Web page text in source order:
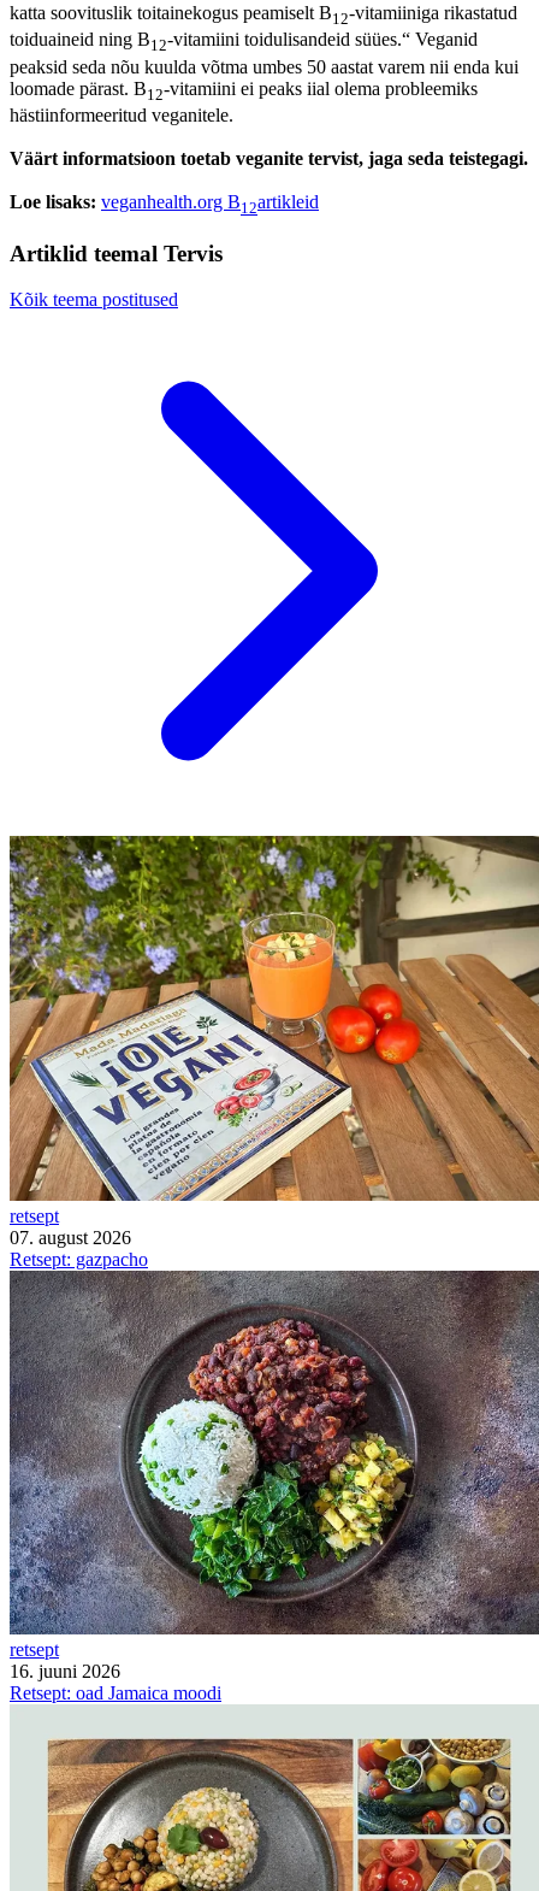
katta soovituslik toitainekogus peamiselt B12-vitamiiniga rikastatud
toiduaineid ning B12-vitamiini toidulisandeid süües.“ Veganid
peaksid seda nõu kuulda võtma umbes 50 aastat varem nii enda kui
loomade pärast. B12-vitamiini ei peaks iial olema probleemiks
hästiinformeeritud veganitele.
Väärt informatsioon toetab veganite tervist, jaga seda teistegagi.
Loe lisaks: veganhealth.org B12artikleid
Artiklid teemal Tervis
Kõik teema postitused
retsept
07. august 2026
Retsept: gazpacho
retsept
16. juuni 2026
Retsept: oad Jamaica moodi